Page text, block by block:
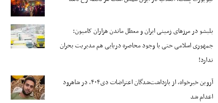
بلبشو در مرزهای زمینی ایران و معطل ماندن هزاران کامیون؛
جمهوری اسلامی حتی با وجود محاصره دریایی هم مدیریت بحران
ندارد!
آروین خیرخواه، از بازداشت‌شدگان اعتراضات دی۴۰۴، در شاهرود
اعدام شد